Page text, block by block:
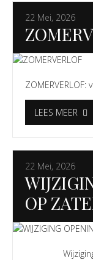
22 Mei, 2026
LEES MEER
22 Mei, 2026
OP